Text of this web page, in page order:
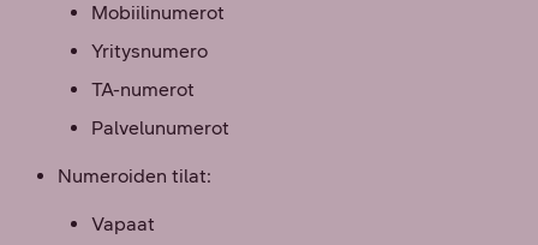
Mobiilinumerot
Yritysnumero
TA-numerot
Palvelunumerot
Numeroiden tilat:
Vapaat